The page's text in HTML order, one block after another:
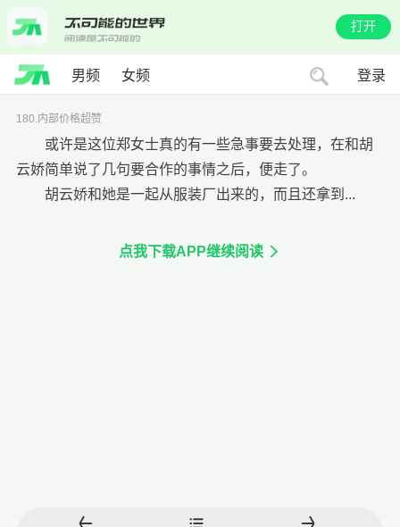
打开
男频 女频 登录
180.内部价格超赞
或许是这位郑女士真的有一些急事要去处理，在和胡
云娇简单说了几句要合作的事情之后，便走了。
胡云娇和她是一起从服装厂出来的，而且还拿到...
点我下载APP继续阅读